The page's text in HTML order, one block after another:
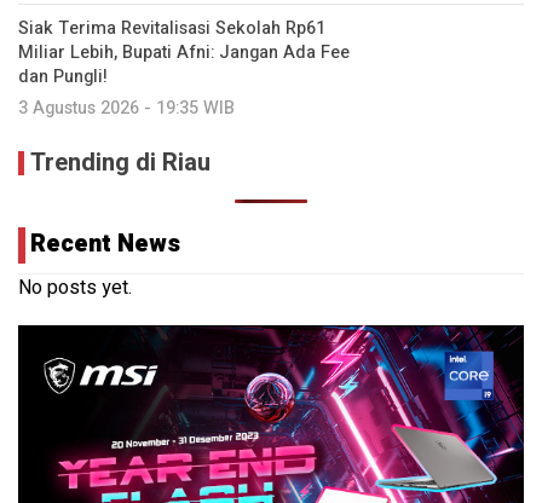
Siak Terima Revitalisasi Sekolah Rp61
Miliar Lebih, Bupati Afni: Jangan Ada Fee
dan Pungli!
3 Agustus 2026 - 19:35 WIB
Trending di Riau
Recent News
No posts yet.